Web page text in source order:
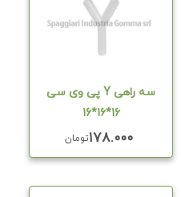
سه راهی Y پی وی سی
16*16*16
تومان